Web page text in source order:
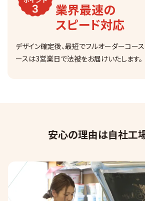
業界最速の
スピード対応
デザイン確定後、最短でフルオーダーコー
ースは3営業日で法被をお届けいたします。
安心の理由は自社工